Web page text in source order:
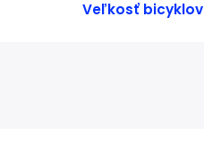
Veľkosť bicyklov